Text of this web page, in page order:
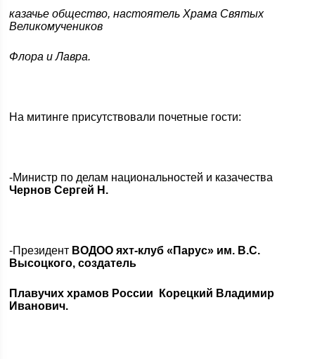
казачье общество, настоятель Храма Святых
Великомучеников
Флора и Лавра.
На митинге присутствовали почетные гости:
-Министр по делам национальностей и казачества
Чернов Сергей Н.
-Президент ВОДОО яхт-клуб «Парус» им. В.С.
Высоцкого, создатель
Плавучих храмов России Корецкий Владимир
Иванович.